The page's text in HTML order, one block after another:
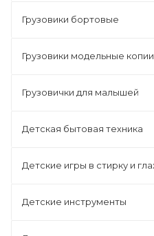
Грузовики бортовые
Грузовики модельные копии
Грузовички для малышей
Детская бытовая техника
Детские игры в стирку и
Детские инструменты